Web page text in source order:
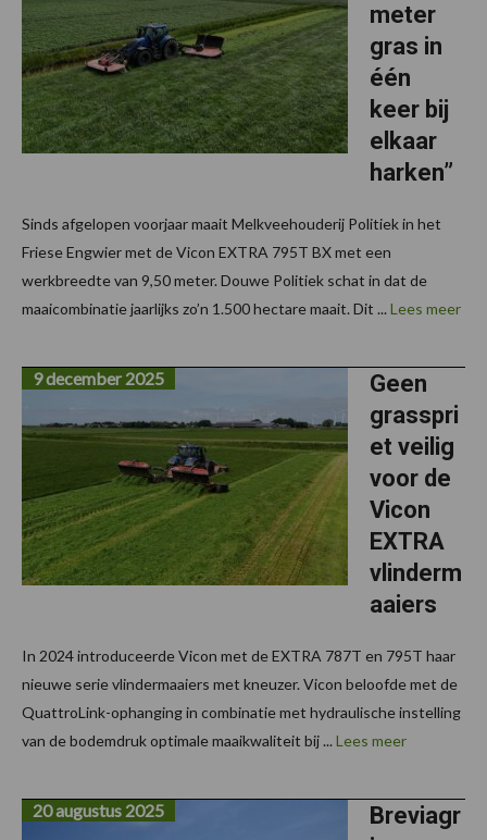
meter
gras in
één
keer bij
elkaar
harken”
Sinds afgelopen voorjaar maait Melkveehouderij Politiek in het
Friese Engwier met de Vicon EXTRA 795T BX met een
werkbreedte van 9,50 meter. Douwe Politiek schat in dat de
maaicombinatie jaarlijks zo’n 1.500 hectare maait. Dit ... Lees meer
Geen
grasspri
et veilig
voor de
Vicon
EXTRA
vlinderm
aaiers
9 december 2025
In 2024 introduceerde Vicon met de EXTRA 787T en 795T haar
nieuwe serie vlindermaaiers met kneuzer. Vicon beloofde met de
QuattroLink-ophanging in combinatie met hydraulische instelling
van de bodemdruk optimale maaikwaliteit bij ... Lees meer
Breviagr
20 augustus 2025